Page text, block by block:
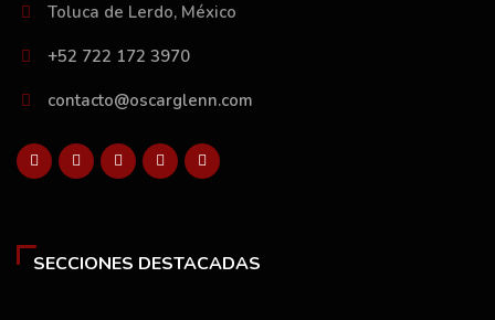
Toluca de Lerdo, México
+52 722 172 3970
contacto@oscarglenn.com
SECCIONES DESTACADAS